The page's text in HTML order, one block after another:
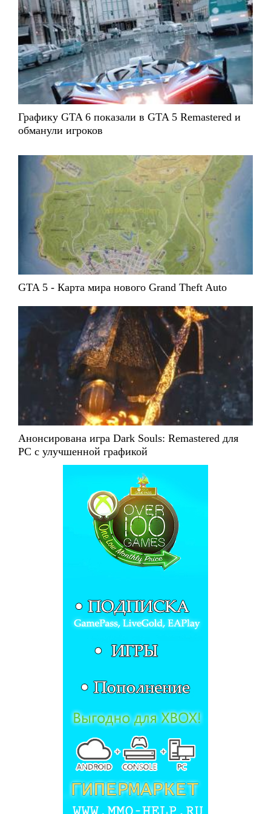
Графику GTA 6 показали в GTA 5 Remastered и
обманули игроков
GTA 5 - Карта мира нового Grand Theft Auto
Анонсирована игра Dark Souls: Remastered для
PC с улучшенной графикой